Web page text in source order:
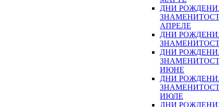
ДНИ
АПРЕЛЕ
ДНИ
ДНИ
ИЮНЕ
ДНИ
ИЮЛЕ
ДНИ